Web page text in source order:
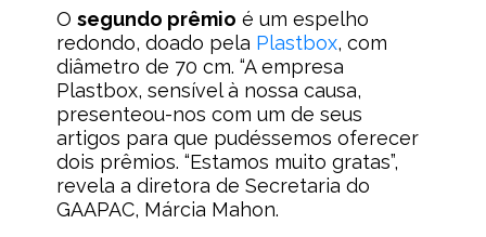
Osegundo prêmio é um espelho
redondo, doado pela Plastbox, com
diâmetro de 70 cm. “A empresa
Plastbox, sensível à nossa causa,
presenteou-nos com um de seus
artigos para que pudéssemos oferecer
dois prêmios. “Estamos muito gratas”,
revela a diretora de Secretaria do
GAAPAC, Márcia Mahon.